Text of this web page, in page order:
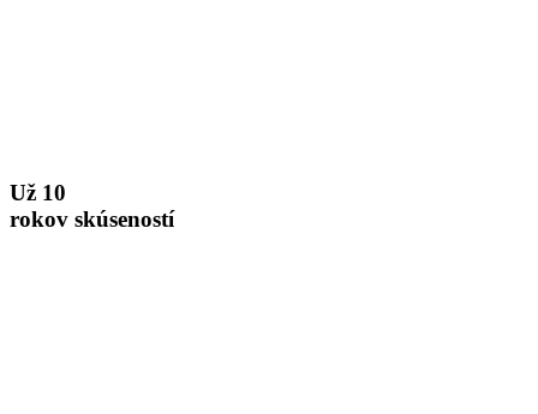
Už 10
rokov skúseností